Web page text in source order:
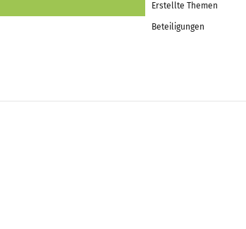
Erstellte Themen
Beteiligungen